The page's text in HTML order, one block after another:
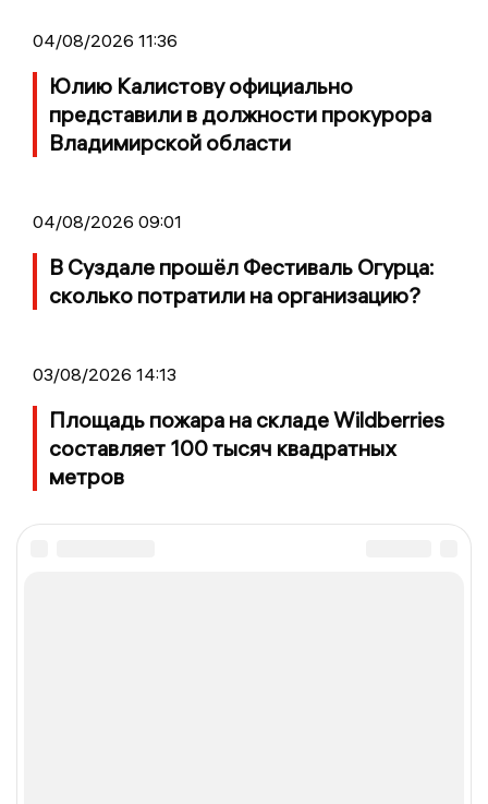
04/08/2026 11:36
Юлию Калистову официально
представили в должности прокурора
Владимирской области
04/08/2026 09:01
В Суздале прошёл Фестиваль Огурца:
сколько потратили на организацию?
03/08/2026 14:13
Площадь пожара на складе Wildberries
составляет 100 тысяч квадратных
метров